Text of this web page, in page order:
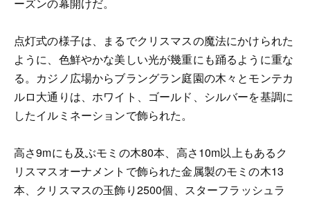
点灯式の様子は、まるでクリスマスの魔法にかけられた
ように、色鮮やかな美しい光が幾重にも踊るように重な
る。カジノ広場からブラングラン庭園の木々とモンテカ
ルロ大通りは、ホワイト、ゴールド、シルバーを基調に
したイルミネーションで飾られた。
高さ9mにも及ぶモミの木80本、高さ10m以上もあるク
リスマスオーナメントで飾られた金属製のモミの木13
本、クリスマスの玉飾り2500個、スターフラッシュラ